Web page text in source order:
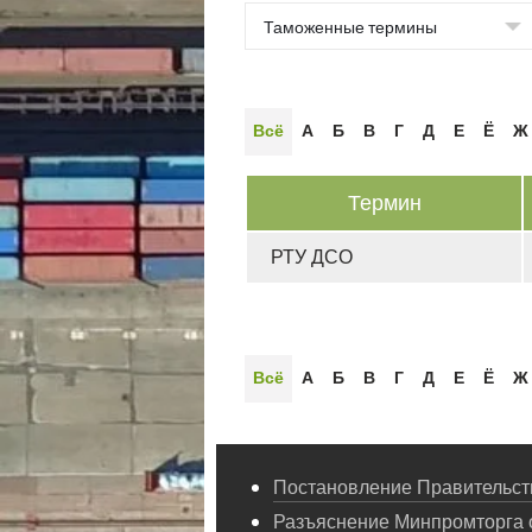
Всё А Б В Г Д Е Ё Ж
Термин
РТУ ДСО
Всё А Б В Г Д Е Ё Ж
Постановление
Разъяснение Минпромторга